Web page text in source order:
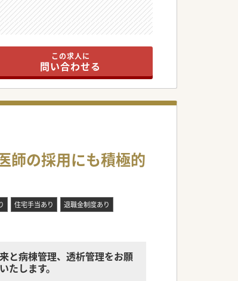
この求人に
問い合わせる
師の採用にも積極的
住宅手当あり 退職金制度あり
と病棟管理、透析管理をお願
たします。